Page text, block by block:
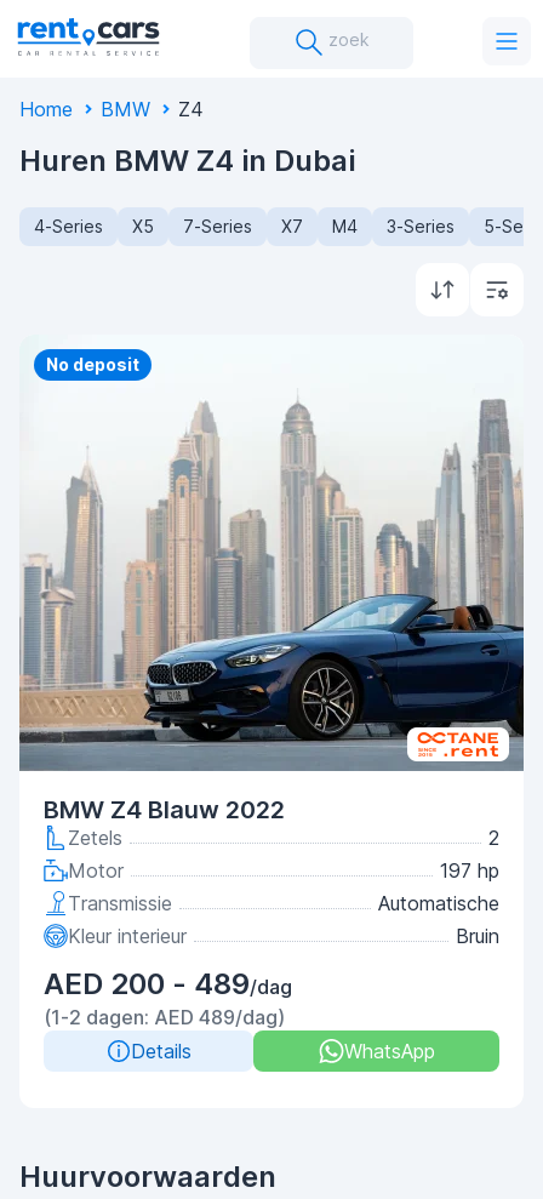
zoek
Home BMW Z4
Huren BMW Z4 in Dubai
4-Series X5 7-Series X7 M4 3-Series 5-
Priority
No deposit
BMW Z4 Blauw 2022
Zetels
2
Motor
197 hp
Transmissie
Automatische
Kleur interieur
Bruin
AED 200 - 489/dag
(1-2 dagen: AED 489/dag)
Details
WhatsApp
Huurvoorwaarden